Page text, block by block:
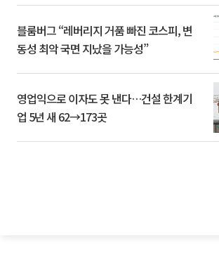
블룸버그 “레버리지 거품 빠진 코스피, 변
동성 최악 국면 지났을 가능성”
영업익으로 이자도 못 낸다…건설 한계기
업 5년 새 62→173곳